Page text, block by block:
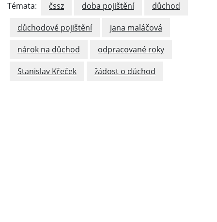
Témata: čssz doba pojištění důchod
důchodové pojištění jana maláčová
nárok na důchod odpracované roky
Stanislav Křeček žádost o důchod